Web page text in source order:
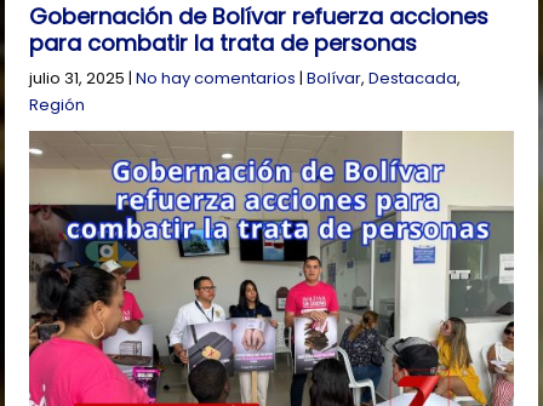
Gobernación de Bolívar refuerza acciones
para combatir la trata de personas
julio 31, 2025 |No hay comentarios |Bolívar,Destacada,
Región